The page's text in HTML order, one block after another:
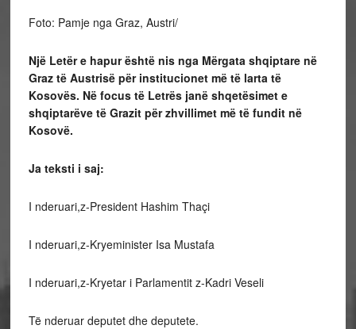
Foto: Pamje nga Graz, Austri/
Një Letër e hapur është nis nga Mërgata shqiptare në
Graz të Austrisë për institucionet më të larta të
Kosovës. Në focus të Letrës janë shqetësimet e
shqiptarëve të Grazit për zhvillimet më të fundit në
Kosovë.
Ja teksti i saj:
I nderuari,z-President Hashim Thaçi
I nderuari,z-Kryeminister Isa Mustafa
I nderuari,z-Kryetar i Parlamentit z-Kadri Veseli
Të nderuar deputet dhe deputete.